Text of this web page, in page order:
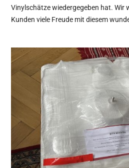
Vinylschätze wiedergegeben hat. Wir
Kunden viele Freude mit diesem